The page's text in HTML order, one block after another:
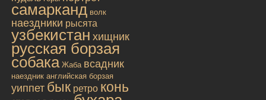
самарканд волк
наездники рысята
узбекистан хищник
русская борзая
собака Жаба всадник
наездник английская борзая
уиппет бык ретро конь